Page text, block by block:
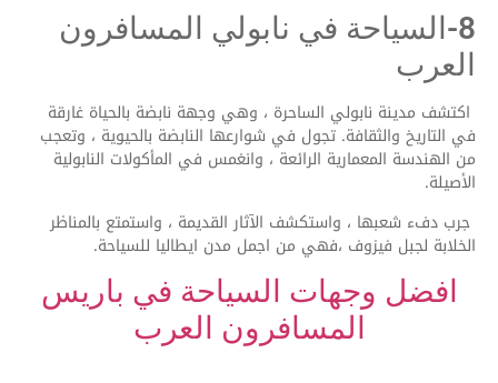
8-السياحة في نابولي المسافرون
العرب
اكتشف مدينة نابولي الساحرة ، وهي وجهة نابضة بالحياة غارقة
في التاريخ والثقافة. تجول في شوارعها النابضة بالحيوية ، وتعجب
من الهندسة المعمارية الرائعة ، وانغمس في المأكولات النابولية
الأصيلة.
جرب دفء شعبها ، واستكشف الآثار القديمة ، واستمتع بالمناظر
الخلابة لجبل فيزوف ،فهي من اجمل مدن ايطاليا للسياحة.
افضل وجهات السياحة في باريس
المسافرون العرب